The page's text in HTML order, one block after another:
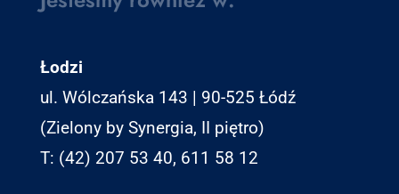
Łodzi
ul. Wólczańska 143 | 90-525 Łódź
(Zielony by Synergia, II piętro)
T: (42) 207 53 40, 611 58 12